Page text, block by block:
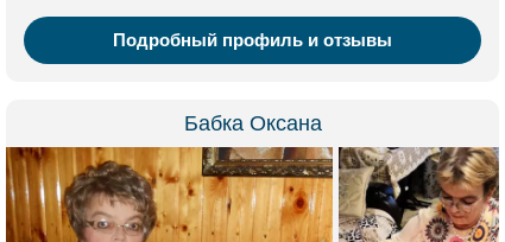
Подробный профиль и отзывы
Бабка Оксана